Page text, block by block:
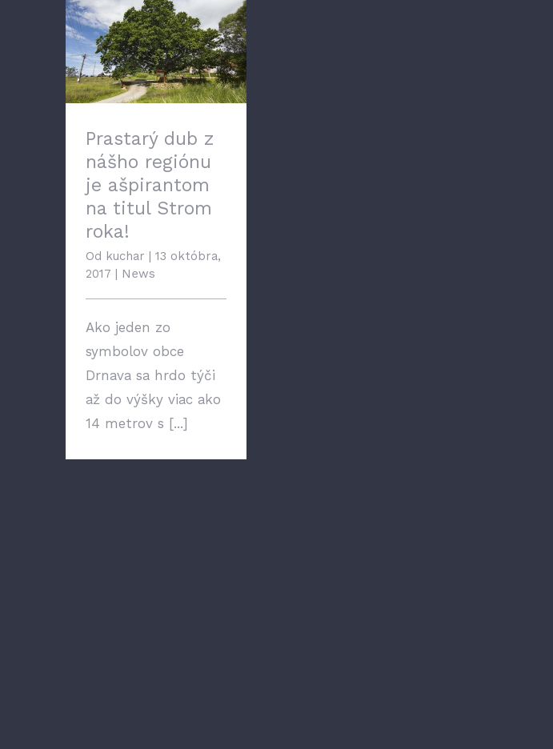
Prastarý dub z nášho
regiónu je ašpirantom
na titul Strom roka!
Prastarý dub z
nášho regiónu
je ašpirantom
na titul Strom
roka!
Od kuchar | 13 októbra,
2017 | News
Ako jeden zo
symbolov obce
Drnava sa hrdo týči
až do výšky viac ako
14 metrov s [...]